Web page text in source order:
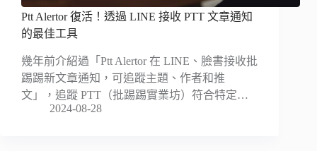
Ptt Alertor 復活！透過 LINE 接收 PTT 文章通知
的最佳工具
幾年前介紹過「Ptt Alertor 在 LINE、臉書接收批
踢踢新文章通知，可追蹤主題、作者和推
文」，追蹤 PTT（批踢踢實業坊）符合特定…
2024-08-28